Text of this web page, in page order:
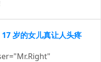
岁的女儿真让人头疼